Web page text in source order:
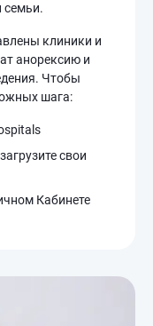
семьи.
клиники и
анорексию и
Чтобы
шага:
свои
Кабинете